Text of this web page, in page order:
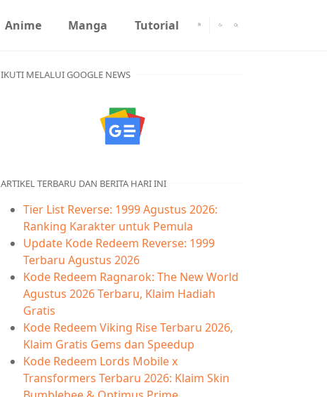
Anime Manga Tutorial
IKUTI MELALUI GOOGLE NEWS
ARTIKEL TERBARU DAN BERITA HARI INI
Tier List Reverse: 1999 Agustus 2026:
Ranking Karakter untuk Pemula
Update Kode Redeem Reverse: 1999
Terbaru Agustus 2026
Kode Redeem Ragnarok: The New World
Agustus 2026 Terbaru, Klaim Hadiah
Gratis
Kode Redeem Viking Rise Terbaru 2026,
Klaim Gratis Gems dan Speedup
Kode Redeem Lords Mobile x
Transformers Terbaru 2026: Klaim Skin